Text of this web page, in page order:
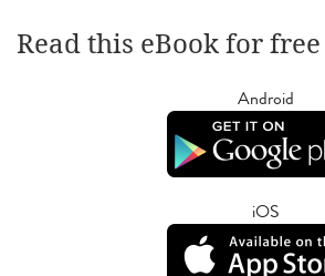
Read this eBook for
Android
iOS